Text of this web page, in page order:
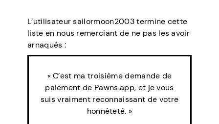
L’utilisateur sailormoon2003 termine cette
liste en nous remerciant de ne pas les avoir
arnaqués :
« C’est ma troisième demande de
paiement de Pawns.app, et je vous
suis vraiment reconnaissant de votre
honnêteté. »